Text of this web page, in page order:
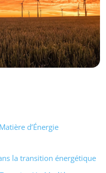
d’Énergie
la transition énergétique